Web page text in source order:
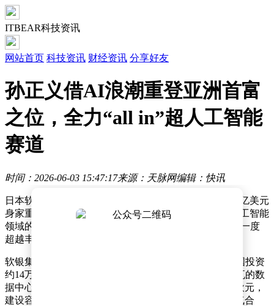
ITBEAR科技资讯
网站首页 科技资讯 财经资讯 分享好友
孙正义借AI浪潮重登亚洲首富
之位，全力“all in”超人工智能
赛道
时间：2026-06-03 15:47:17来源：天脉网编辑：快讯
日本软银集团创始人兼首席执行官孙正义近日以约1000亿美元
身家重返亚洲首富宝座。这一成就得益于软银集团在人工智能
领域的战略布局，其股价受AI概念推动大幅上涨，市值一度
超越丰田汽车成为日本上市公司之首。
软银集团近期在AI领域动作频频。5月31日宣布将在法国投资
约14万亿日元建设AI基础设施，包括一个总容量达5吉瓦的数
据中心项目。其中首期工程计划在法国北部投资450亿欧元，
建设容量超过3吉瓦的数据中心，该项目将与施耐德电气合